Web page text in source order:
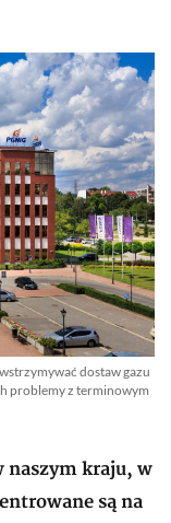
dostaw gazu
problemy z terminowym
naszym kraju, w
są na